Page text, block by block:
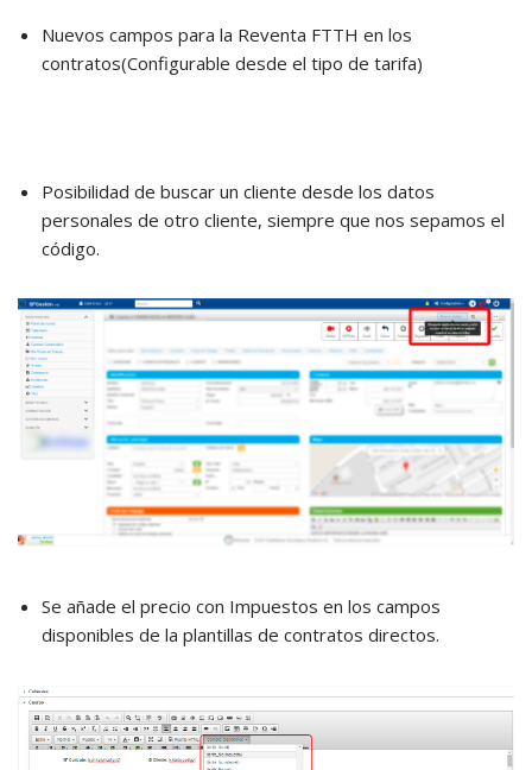
Nuevos campos para la Reventa FTTH en los
contratos(Configurable desde el tipo de tarifa)
Posibilidad de buscar un cliente desde los datos
personales de otro cliente, siempre que nos sepamos el
código.
Se añade el precio con Impuestos en los campos
disponibles de la plantillas de contratos directos.